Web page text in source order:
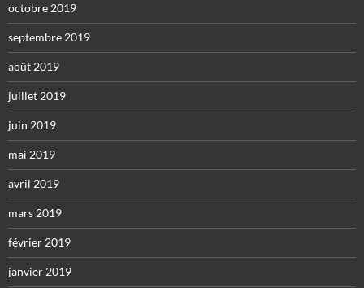
octobre 2019
septembre 2019
août 2019
juillet 2019
juin 2019
mai 2019
avril 2019
mars 2019
février 2019
janvier 2019